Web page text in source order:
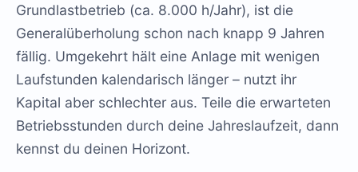
Grundlastbetrieb (ca. 8.000 h/Jahr), ist die
Generalüberholung schon nach knapp 9 Jahren
fällig. Umgekehrt hält eine Anlage mit wenigen
Laufstunden kalendarisch länger – nutzt ihr
Kapital aber schlechter aus. Teile die erwarteten
Betriebsstunden durch deine Jahreslaufzeit, dann
kennst du deinen Horizont.